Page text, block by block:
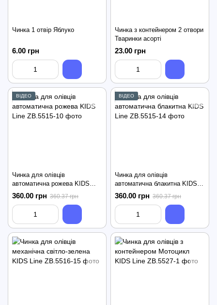
Чинка 1 отвір Яблуко
6.00 грн
Чинка з контейнером 2 отвори
Тваринки асорті
23.00 грн
ВІДЕО
Чинка для олівців
автоматична рожева KIDS
Line
360.00 грн 360.37 грн
ВІДЕО
Чинка для олівців
автоматична блакитна KIDS
Line
360.00 грн 360.37 грн